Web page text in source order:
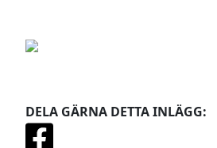
DELA GÄRNA DETTA INLÄGG: